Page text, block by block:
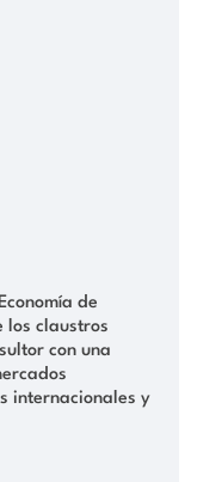
de
los claustros
con una
internacionales y